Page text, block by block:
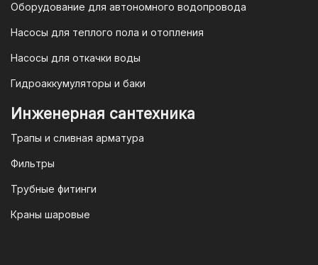
Оборудование для автономного водопровода
Насосы для теплого пола и отопления
Насосы для откачки воды
Гидроаккумуляторы и баки
Инженерная сантехника
Трапы и сливная арматура
Фильтры
Трубные фитинги
Краны шаровые